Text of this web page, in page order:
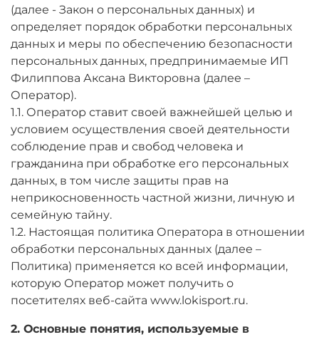
(далее - Закон о персональных данных) и
определяет порядок обработки персональных
данных и меры по обеспечению безопасности
персональных данных, предпринимаемые ИП
Филиппова Аксана Викторовна (далее –
Оператор).
1.1. Оператор ставит своей важнейшей целью и
условием осуществления своей деятельности
соблюдение прав и свобод человека и
гражданина при обработке его персональных
данных, в том числе защиты прав на
неприкосновенность частной жизни, личную и
семейную тайну.
1.2. Настоящая политика Оператора в отношении
обработки персональных данных (далее –
Политика) применяется ко всей информации,
которую Оператор может получить о
посетителях веб-сайта www.lokisport.ru.
2. Основные понятия, используемые в